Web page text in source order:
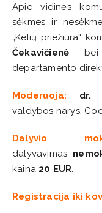
Apie vidinės
sėkmes ir
„Kelių priežiūra“
Čekavičienė bei
departamento
Moderuoja: dr.
valdybos narys,
Dalyvio
dalyvavimas
kaina 20 EUR
Registracija iki